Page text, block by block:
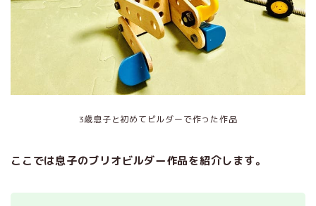
3歳息子と初めてビルダーで作った作品
ここでは息子のブリオビルダー作品を紹介します。